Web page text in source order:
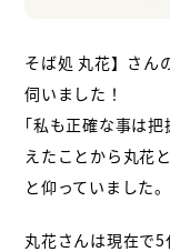
そば処 丸花】さん
伺いました！
｢私も正確な事は
えたことから丸花
と仰っていました。
丸花さんは現在で